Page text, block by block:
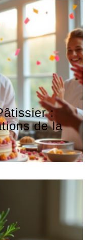
:
de la